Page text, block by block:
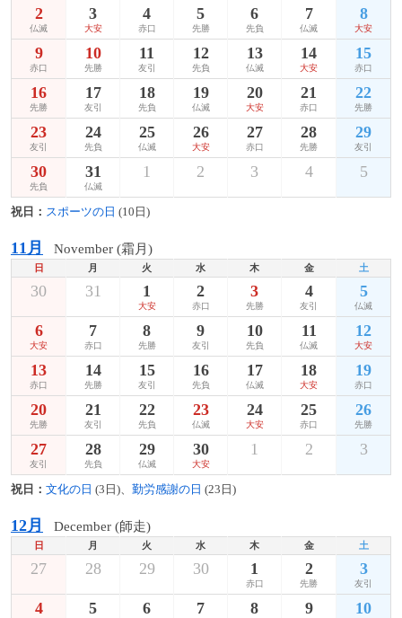
2
仏滅
3
大安
4
赤口
5
先勝
6
先負
7
仏滅
8
大安
9
赤口
10
先勝
11
友引
12
先負
13
仏滅
14
大安
15
赤口
16
先勝
17
友引
18
先負
19
仏滅
20
大安
21
赤口
22
先勝
23
友引
24
先負
25
仏滅
26
大安
27
赤口
28
先勝
29
友引
30
先負
31
仏滅
1 2 3 4 5
祝日： スポーツの日 (10日)
11月 November (霜月)
日 月 火 水 木 金 土
30 31 1
大安
2
赤口
3
先勝
4
友引
5
仏滅
6
大安
7
赤口
8
先勝
9
友引
10
先負
11
仏滅
12
大安
13
赤口
14
先勝
15
友引
16
先負
17
仏滅
18
大安
19
赤口
20
先勝
21
友引
22
先負
23
仏滅
24
大安
25
赤口
26
先勝
27
友引
28
先負
29
仏滅
30
大安
1 2 3
祝日： 文化の日 (3日)、 勤労感謝の日 (23日)
12月 December (師走)
日 月 火 水 木 金 土
27 28 29 30 1
赤口
2
先勝
3
友引
4 5 6 7 8 9 10